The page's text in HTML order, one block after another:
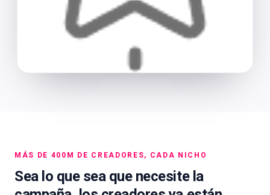
MÁS DE 400M DE CREADORES, CADA NICHO
Sea lo que sea que necesite la